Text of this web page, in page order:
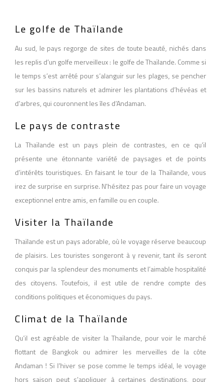
Le golfe de Thaïlande
Au sud, le pays regorge de sites de toute beauté, nichés dans
les replis d’un golfe merveilleux : le golfe de Thaïlande. Comme si
le temps s’est arrêté pour s’alanguir sur les plages, se pencher
sur les bassins naturels et admirer les plantations d’hévéas et
d’arbres, qui couronnent les îles d’Andaman.
Le pays de contraste
La Thaïlande est un pays plein de contrastes, en ce qu’il
présente une étonnante variété de paysages et de points
d’intérêts touristiques. En faisant le tour de la Thaïlande, vous
irez de surprise en surprise. N'hésitez pas pour faire un voyage
exceptionnel entre amis, en famille ou en couple.
Visiter la Thaïlande
Thaïlande est un pays adorable, où le voyage réserve beaucoup
de plaisirs. Les touristes songeront à y revenir, tant ils seront
conquis par la splendeur des monuments et l’aimable hospitalité
des citoyens. Toutefois, il est utile de rendre compte des
conditions politiques et économiques du pays.
Climat de la Thaïlande
Qu’il est agréable de visiter la Thaïlande, pour voir le marché
flottant de Bangkok ou admirer les merveilles de la côte
Andaman ! Si l’hiver se pose comme le temps idéal, le voyage
hors saison peut s’appliquer à certaines destinations, pour